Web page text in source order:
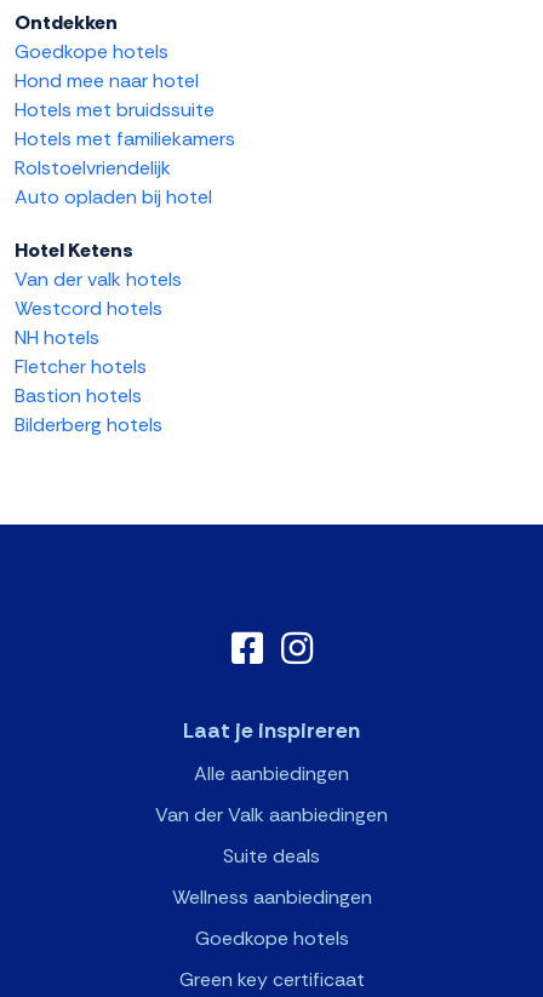
Ontdekken
Goedkope hotels
Hond mee naar hotel
Hotels met bruidssuite
Hotels met familiekamers
Rolstoelvriendelijk
Auto opladen bij hotel
Hotel Ketens
Van der valk hotels
Westcord hotels
NH hotels
Fletcher hotels
Bastion hotels
Bilderberg hotels
Laat je inspireren
Alle aanbiedingen
Van der Valk aanbiedingen
Suite deals
Wellness aanbiedingen
Goedkope hotels
Green key certificaat